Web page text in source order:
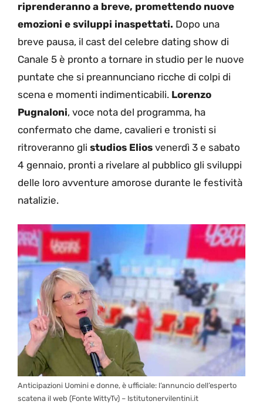
riprenderanno a breve, promettendo nuove
emozioni e sviluppi inaspettati. Dopo una
breve pausa, il cast del celebre dating show di
Canale 5 è pronto a tornare in studio per le nuove
puntate che si preannunciano ricche di colpi di
scena e momenti indimenticabili. Lorenzo
Pugnaloni, voce nota del programma, ha
confermato che dame, cavalieri e tronisti si
ritroveranno gli studios Elios venerdì 3 e sabato
4 gennaio, pronti a rivelare al pubblico gli sviluppi
delle loro avventure amorose durante le festività
natalizie.
Anticipazioni Uomini e donne, è ufficiale: l’annuncio dell’esperto
scatena il web (Fonte WittyTv) – Istitutonervilentini.it